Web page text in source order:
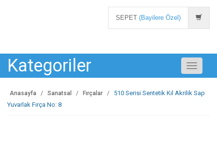
SEPET (Bayilere Özel)
Kategoriler
Toggle
Anasayfa Sanatsal Fırçalar
510 Serisi Sentetik Kıl Akrilik Sap
Yuvarlak Fırça No: 8